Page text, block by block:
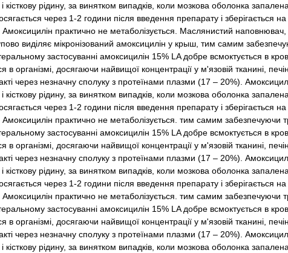
кісткову рідину, за винятком випадків, коли мозкова оболонка
через 1-2 години після введення препарату і зберігається
Амоксицилін практично не метаболізується. Маслянистий
виділяє мікронізований амоксицилін у крыш, тим самим
застосуванні амоксицилін 15% LA добре всмоктується в
в організмі, досягаючи найвищої концентрації у м'язовій тканині,
через незначну сполуку з протеїнами плазми (17 – 20%).
кісткову рідину, за винятком випадків, коли мозкова оболонка
через 1-2 години після введення препарату і зберігається
Амоксицилін практично не метаболізується. тим самим забезпечуючи
застосуванні амоксицилін 15% LA добре всмоктується в
в організмі, досягаючи найвищої концентрації у м'язовій тканині,
через незначну сполуку з протеїнами плазми (17 – 20%).
кісткову рідину, за винятком випадків, коли мозкова оболонка
через 1-2 години після введення препарату і зберігається
Амоксицилін практично не метаболізується. тим самим забезпечуючи
застосуванні амоксицилін 15% LA добре всмоктується в
в організмі, досягаючи найвищої концентрації у м'язовій тканині,
через незначну сполуку з протеїнами плазми (17 – 20%).
кісткову рідину, за винятком випадків, коли мозкова оболонка